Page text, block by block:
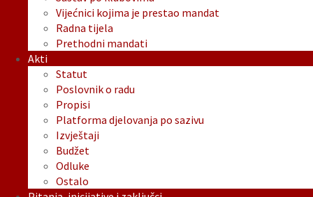
Vijećnici kojima je prestao mandat
Radna tijela
Prethodni mandati
Akti
Statut
Poslovnik o radu
Propisi
Platforma djelovanja po sazivu
Izvještaji
Budžet
Odluke
Ostalo